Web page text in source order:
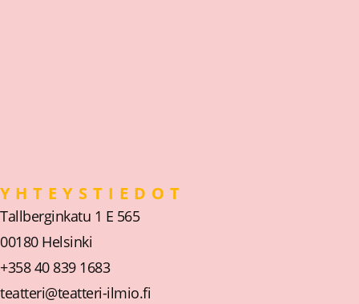
YHTEYSTIEDOT
Tallberginkatu 1 E 565
00180 Helsinki
+358 40 839 1683
teatteri@teatteri-ilmio.fi